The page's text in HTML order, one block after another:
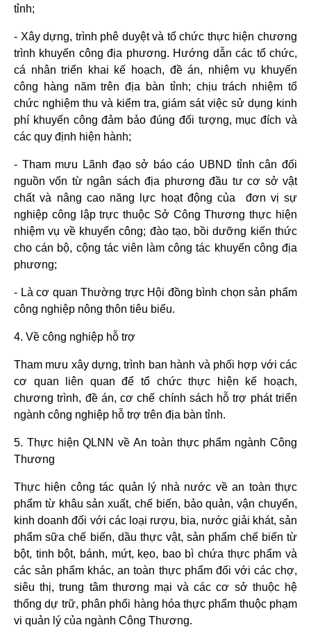
tỉnh;
- Xây dựng, trình phê duyệt và tổ chức thực hiện chương
trình khuyến công địa phương. Hướng dẫn các tổ chức,
cá nhân triển khai kế hoạch, đề án, nhiệm vụ khuyến
công hàng năm trên địa bàn tỉnh; chịu trách nhiệm tổ
chức nghiệm thu và kiểm tra, giám sát việc sử dụng kinh
phí khuyến công đảm bảo đúng đối tượng, mục đích và
các quy định hiện hành;
- Tham mưu Lãnh đạo sở báo cáo UBND tỉnh cân đối
nguồn vốn từ ngân sách địa phương đầu tư cơ sở vật
chất và nâng cao năng lực hoạt động của đơn vị sự
nghiệp công lập trực thuộc Sở Công Thương thực hiện
nhiệm vụ về khuyến công; đào tạo, bồi dưỡng kiến thức
cho cán bộ, cộng tác viên làm công tác khuyến công địa
phương;
- Là cơ quan Thường trực Hội đồng bình chọn sản phẩm
công nghiệp nông thôn tiêu biểu.
4. Về công nghiệp hỗ trợ
Tham mưu xây dựng, trình ban hành và phối hợp với các
cơ quan liên quan để tổ chức thực hiện kế hoạch,
chương trình, đề án, cơ chế chính sách hỗ trợ phát triển
ngành công nghiệp hỗ trợ trên địa bàn tỉnh.
5. Thực hiện QLNN về An toàn thực phẩm ngành Công
Thương
Thực hiện công tác quản lý nhà nước về an toàn thực
phẩm từ khâu sản xuất, chế biến, bảo quản, vận chuyển,
kinh doanh đối với các loại rượu, bia, nước giải khát, sản
phẩm sữa chế biến, dầu thực vật, sản phẩm chế biến từ
bột, tinh bột, bánh, mứt, kẹo, bao bì chứa thực phẩm và
các sản phẩm khác, an toàn thực phẩm đối với các chợ,
siêu thị, trung tâm thương mại và các cơ sở thuộc hệ
thống dự trữ, phân phối hàng hóa thực phẩm thuộc phạm
vi quản lý của ngành Công Thương.